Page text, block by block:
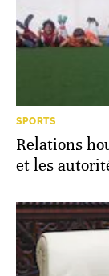
SPORTS
Relations
et les